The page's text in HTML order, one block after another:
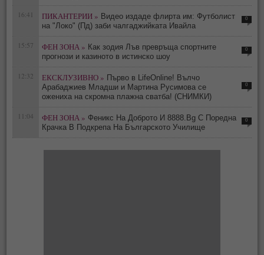
16:41 ПИКАНТЕРИИ » Видео издаде флирта им: Футболист
на "Локо" (Пд) заби чалгаджийката Ивайла
0
15:57 ФЕН ЗОНА » Как зодия Лъв превръща спортните
прогнози и казиното в истинско шоу
0
12:32 ЕКСКЛУЗИВНО » Първо в LifeOnline! Вълчо
Арабаджиев Младши и Мартина Русимова сe
oжениха на скромна плажна сватба! (СНИМКИ)
0
11:04 ФЕН ЗОНА » Феникс На Доброто И 8888.Bg С Поредна
Крачка В Подкрепа На Българското Училище
0